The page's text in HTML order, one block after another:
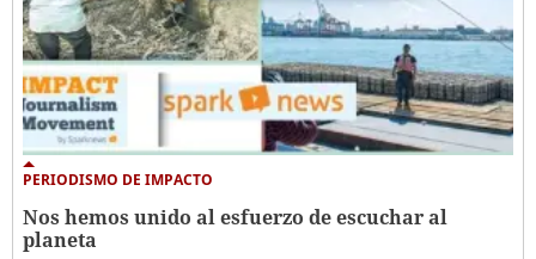
PERIODISMO DE IMPACTO
Nos hemos unido al esfuerzo de escuchar al
planeta